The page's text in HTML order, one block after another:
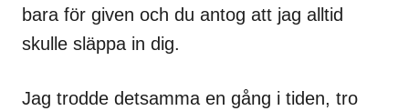
bara för given och du antog att jag alltid
skulle släppa in dig.
Jag trodde detsamma en gång i tiden, tro